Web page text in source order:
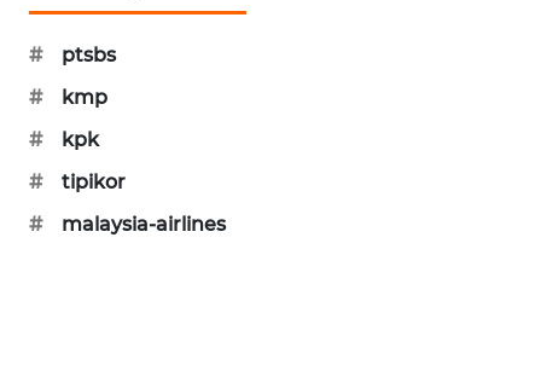
#
ptsbs
#
kmp
#
kpk
#
tipikor
#
malaysia-airlines
MKLI
LPKKI
LKKI